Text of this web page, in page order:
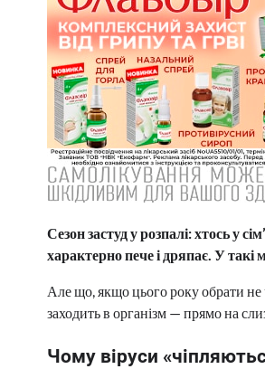
Сезон застуд у розпалі: хтось у
характерно пече і дряпає. У
Але що, якщо цього року обрати не
заходить в організм — прямо на
Чому віруси